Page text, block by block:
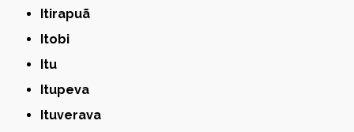
Itirapuã
Itobi
Itu
Itupeva
Ituverava